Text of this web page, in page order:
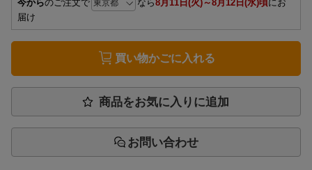
今からのご注文で なら8月11日(火)～8月12日(水)頃にお
届け
買い物かごに入れる
商品をお気に入りに追加
お問い合わせ